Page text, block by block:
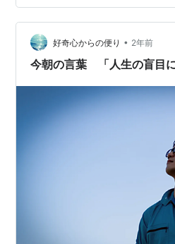
った。 他民族には伺い知れな
の一部を垣間見れた感じがした
つ悲しい迫害の歴史、その痛み
ない。 涙した人は、本人いうよ
好奇心からの便り • 2年前
今朝の言葉 「人生の盲目